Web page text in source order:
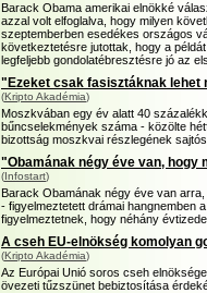
Barack Obama amerikai elnökké
azzal volt elfoglalva, hogy milyen
szeptemberben esedékes országos
következtetésre jutottak, hogy a
legfeljebb gondolatébresztésre jó az
"Ezeket csak fasisztáknak lehet
(Kripto Akadémia)
Moszkvában egy év alatt 40
bűncselekmények száma - közölte
bizottság moszkvai részlegének
"Obamának négy éve van, hogy
(Infostart)
Barack Obamának négy éve van
- figyelmeztetett drámai hangnemben
figyelmeztetnek, hogy néhány
A cseh EU-elnökség komolyan
(Kripto Akadémia)
Az Európai Unió soros cseh
övezeti tűzszünet bebiztosítása